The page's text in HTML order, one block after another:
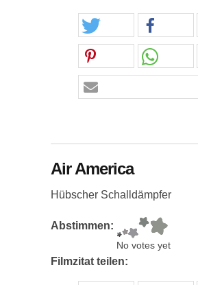
Air America
Hübscher Schalldämpfer
Abstimmen:
No votes yet
Filmzitat teilen: